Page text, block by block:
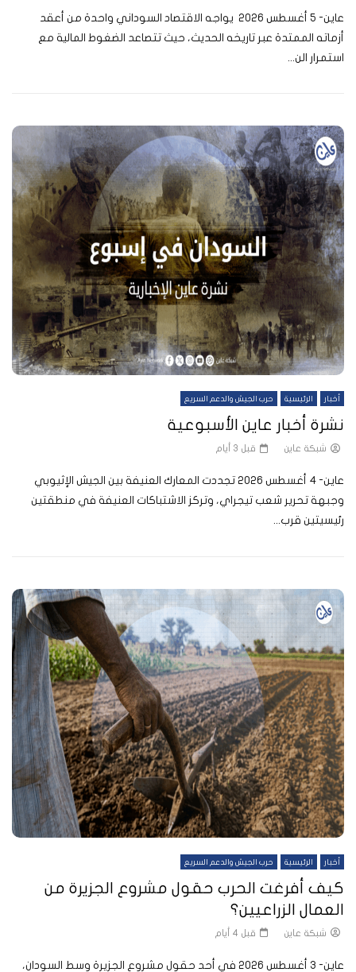
عاين- 5 أغسطس 2026 يواجه الاقتصاد السوداني واحدة من أعقد
أزماته الممتدة عبر تاريخه الحديث، حيث تتصاعد الضغوط المالية مع
استمرار الن...
أخبار الرئيسية حرب الجيش والدعم السريع
نشرة أخبار عاين الأسبوعية
شبكة عاين قبل 3 أيام
عاين- 4 أغسطس 2026 تجددت المعارك العنيفة بين الجيش الإثيوبي
وجبهة تحرير شعب تيجراي، وتركز الاشتباكات العنيفة في منطقتين
رئيسيتين قرب...
أخبار الرئيسية حرب الجيش والدعم السريع
كيف أفرغت الحرب حقول مشروع الجزيرة من
العمال الزراعيين؟
شبكة عاين قبل 4 أيام
عاين- 3 أغسطس 2026 في أحد حقول مشروع الجزيرة وسط السودان،